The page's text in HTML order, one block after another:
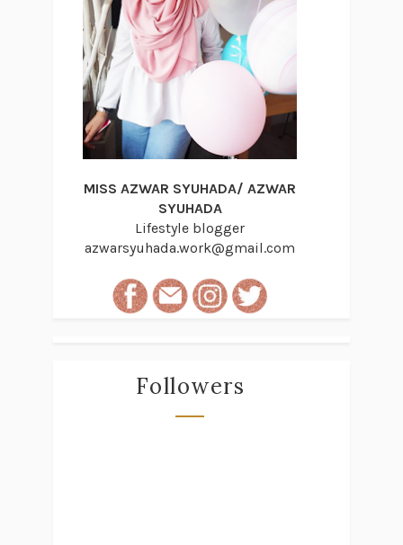
MISS AZWAR SYUHADA/ AZWAR
SYUHADA
Lifestyle blogger
azwarsyuhada.work@gmail.com
Followers